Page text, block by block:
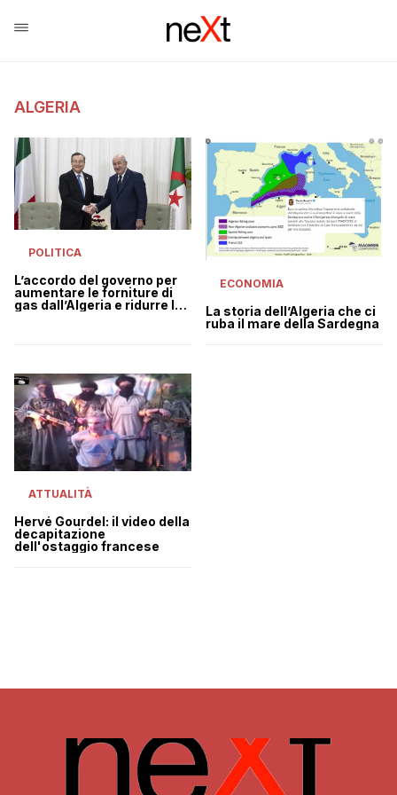
ALGERIA
POLITICA
L’accordo del governo per
aumentare le forniture di
gas dall’Algeria e ridurre la
ECONOMIA
La storia dell’Algeria che ci
ruba il mare della Sardegna
ATTUALITÀ
Hervé Gourdel: il video della
decapitazione
dell'ostaggio francese